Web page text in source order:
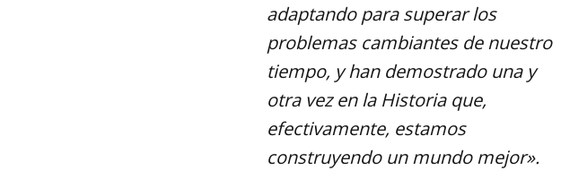
adaptando para superar los
problemas cambiantes de nuestro
tiempo, y han demostrado una y
otra vez en la Historia que,
efectivamente, estamos
construyendo un mundo mejor».